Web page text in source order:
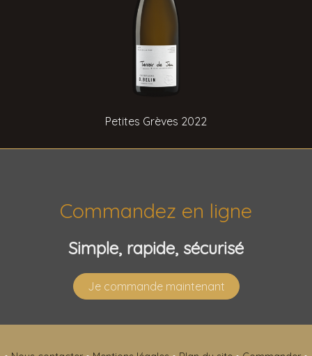
Petites Grèves 2022
Commandez en ligne
Simple, rapide, sécurisé
Je commande maintenant